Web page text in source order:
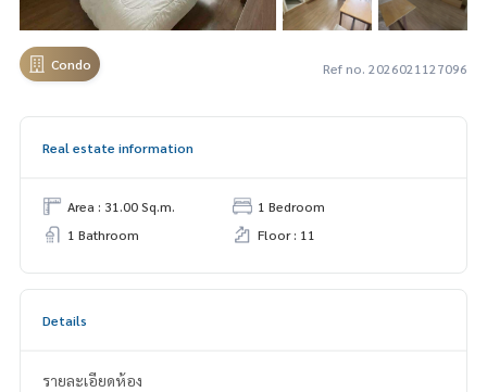
Condo Ref no. 2026021127096
Real estate information
Area : 31.00 Sq.m.
1 Bedroom
1 Bathroom
Floor : 11
Details
รายละเอียดห้อง